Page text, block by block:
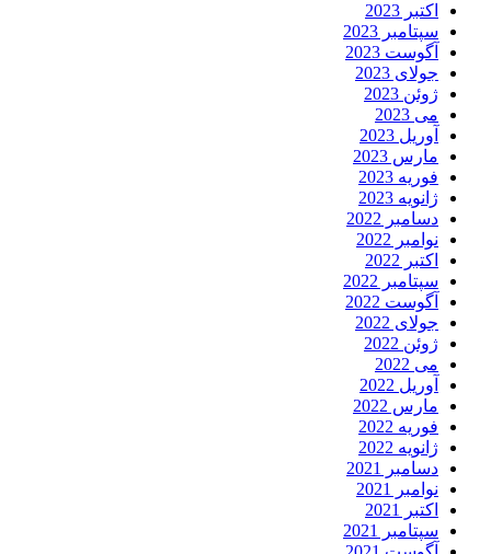
اکتبر 2023
سپتامبر 2023
آگوست 2023
جولای 2023
ژوئن 2023
می 2023
آوریل 2023
مارس 2023
فوریه 2023
ژانویه 2023
دسامبر 2022
نوامبر 2022
اکتبر 2022
سپتامبر 2022
آگوست 2022
جولای 2022
ژوئن 2022
می 2022
آوریل 2022
مارس 2022
فوریه 2022
ژانویه 2022
دسامبر 2021
نوامبر 2021
اکتبر 2021
سپتامبر 2021